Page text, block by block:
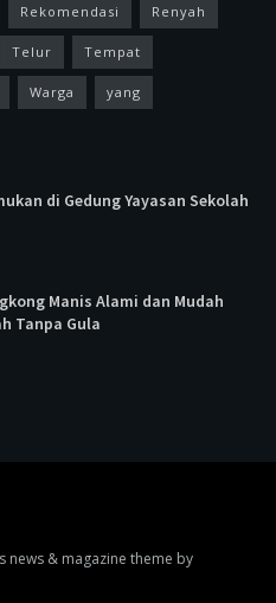
Rekomendasi Renyah
Telur Tempat
Warga yang
di Gedung Yayasan Sekolah
Manis Alami dan Mudah
Tanpa Gula
news & magazine theme by